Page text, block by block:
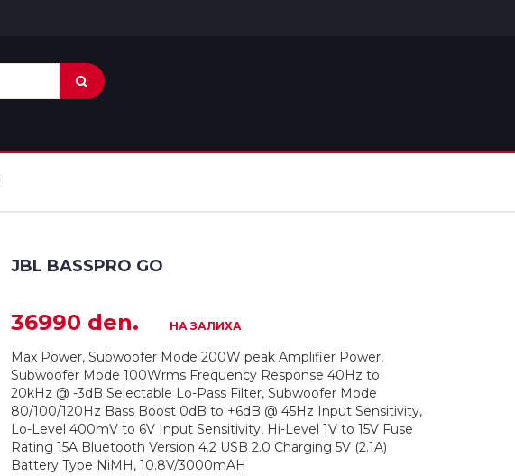
JBL BASSPRO GO
36990 den. НА ЗАЛИХА
Max Power, Subwoofer Mode 200W peak Amplifier Power,
Subwoofer Mode 100Wrms Frequency Response 40Hz to
20kHz @ -3dB Selectable Lo-Pass Filter, Subwoofer Mode
80/100/120Hz Bass Boost 0dB to +6dB @ 45Hz Input Sensitivity,
Lo-Level 400mV to 6V Input Sensitivity, Hi-Level 1V to 15V Fuse
Rating 15A Bluetooth Version 4.2 USB 2.0 Charging 5V (2.1A)
Battery Type NiMH, 10.8V/3000mAH